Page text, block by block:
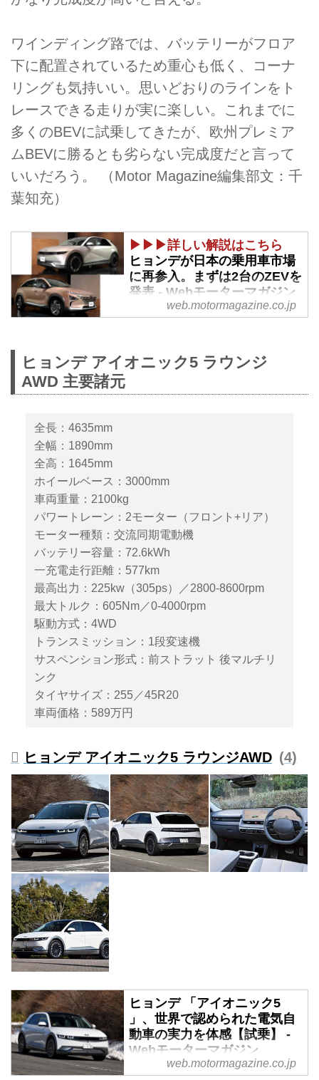
ワインディング路では、バッテリーがフロア
下に配置されているため重心も低く、コーナ
リングも気持いい。思いどおりのラインをト
レースできる走りが実に楽しい。これまでに
多くのBEVに試乗してきたが、欧州プレミア
ムBEVに勝るとも劣らない完成度だと言って
いいだろう。 （Motor Magazine編集部文：千
葉知充）
▶▶▶詳しい解説はこちら
ヒョンデが日本の乗用車市場
に再参入。まずは2台のZEVを
発表 - Webモーターマガジン
2022年2月8日、ヒョンデ モータ
は、日本の乗用車市場への参入を
ション ビークル）であるEV（電
ーダー受付を開始し、7月からデ
web.motormagazine.co.jp
ヒョンデ アイオニック5 ラウンジ
AWD 主要諸元
全長：4635mm
全幅：1890mm
全高：1645mm
ホイールベース：3000mm
車両重量：2100kg
パワートレーン：2モーター（フロント+リア）
モーター種類：交流同期電動機
バッテリー容量：72.6kWh
一充電走行距離：577km
最高出力：225kw（305ps）／2800-8600rpm
最大トルク：605Nm／0-4000rpm
駆動方式：4WD
トランスミッション：1段変速機
サスペンション形式：前ストラット 後マルチリ
ンク
タイヤサイズ：255／45R20
車両価格：589万円
ヒョンデ アイオニック5 ラウンジAWD 4
ヒョンデ 「アイオニック5
」、世界で認められた電気自
動車の実力を体感【試乗】 -
Webモーターマガジン
2022年2月8日、韓国の自動車メ
web.motormagazine.co.jp